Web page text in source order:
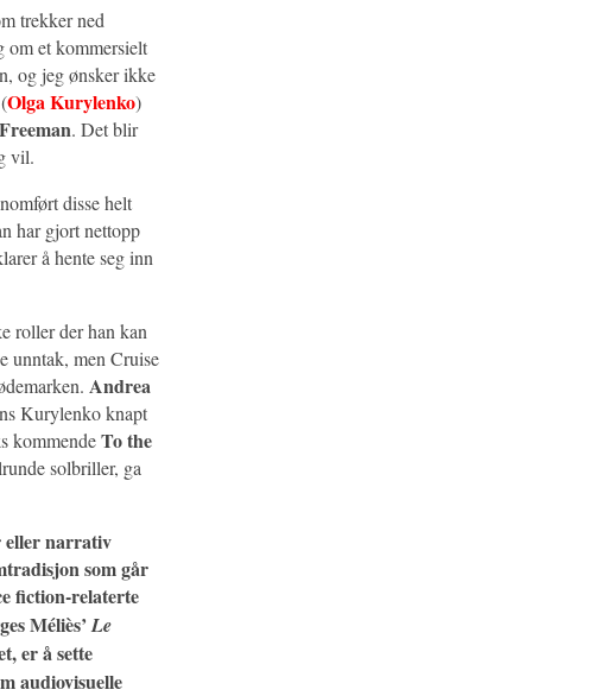
trekker ned
om et kommersielt
og jeg ønsker ikke
Olga Kurylenko)
. Det blir
vil.
disse helt
har gjort nettopp
å hente seg inn
roller der han kan
unntak, men Cruise
Andrea
Kurylenko knapt
s kommendeTo the
solbriller, ga
eller narrativ
som går
fiction-relaterte
Méliès’ Le
er å sette
audiovisuelle